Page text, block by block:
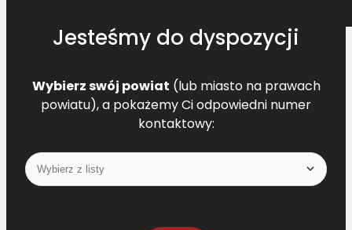
Jesteśmy do dyspozycji
Wybierz swój powiat (lub miasto na prawach
powiatu), a pokażemy Ci odpowiedni numer
kontaktowy: